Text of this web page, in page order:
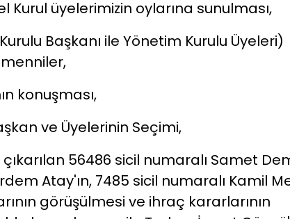
Kurul üyelerimizin oylarına sunulması,
Başkanı ile Yönetim Kurulu Üyeleri)
konuşması,
ve Üyelerinin Seçimi,
56486 sicil numaralı Samet
Atay'ın, 7485 sicil numaralı Kamil
görüşülmesi ve ihraç kararlarının